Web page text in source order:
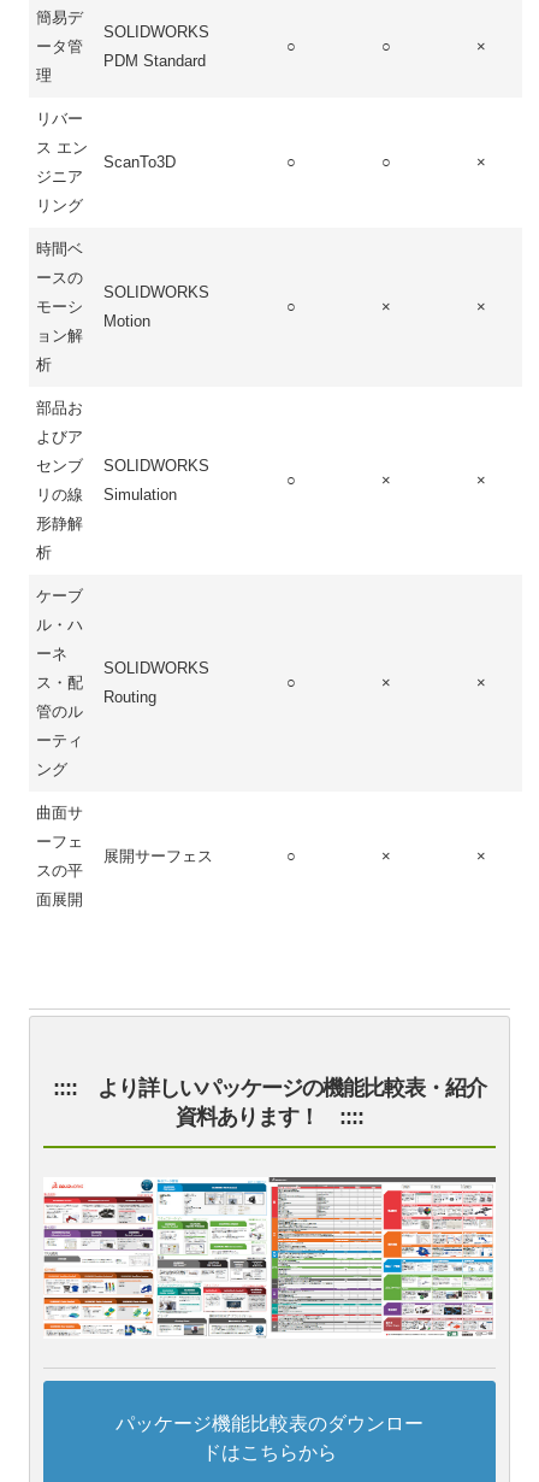
簡易デ
ータ管
理
SOLIDWORKS
PDM Standard
○ ○ ×
リバー
ス エン
ジニア
リング
ScanTo3D ○ ○ ×
時間ベ
ースの
モーシ
ョン解
析
SOLIDWORKS
Motion
○ × ×
部品お
よびア
センブ
リの線
形静解
析
SOLIDWORKS
Simulation
○ × ×
ケーブ
ル・ハ
ーネ
ス・配
管のル
ーティ
ング
SOLIDWORKS
Routing
○ × ×
曲面サ
ーフェ
スの平
面展開
展開サーフェス ○ × ×
:::: より詳しいパッケージの機能比較表・紹介
資料あります！ ::::
パッケージ機能比較表のダウンロー
ドはこちらから